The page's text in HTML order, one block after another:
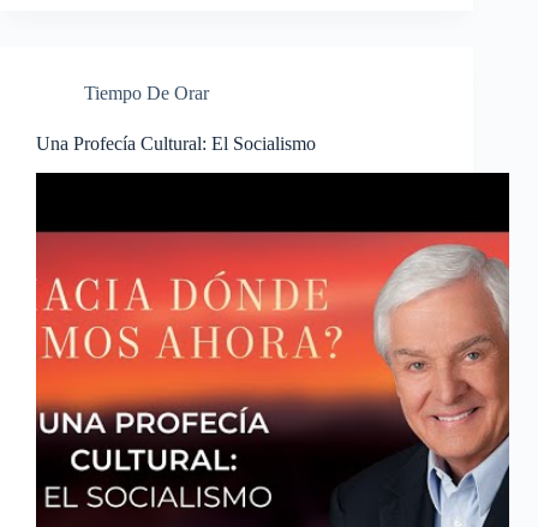
Tiempo De Orar
Una Profecía Cultural: El Socialismo